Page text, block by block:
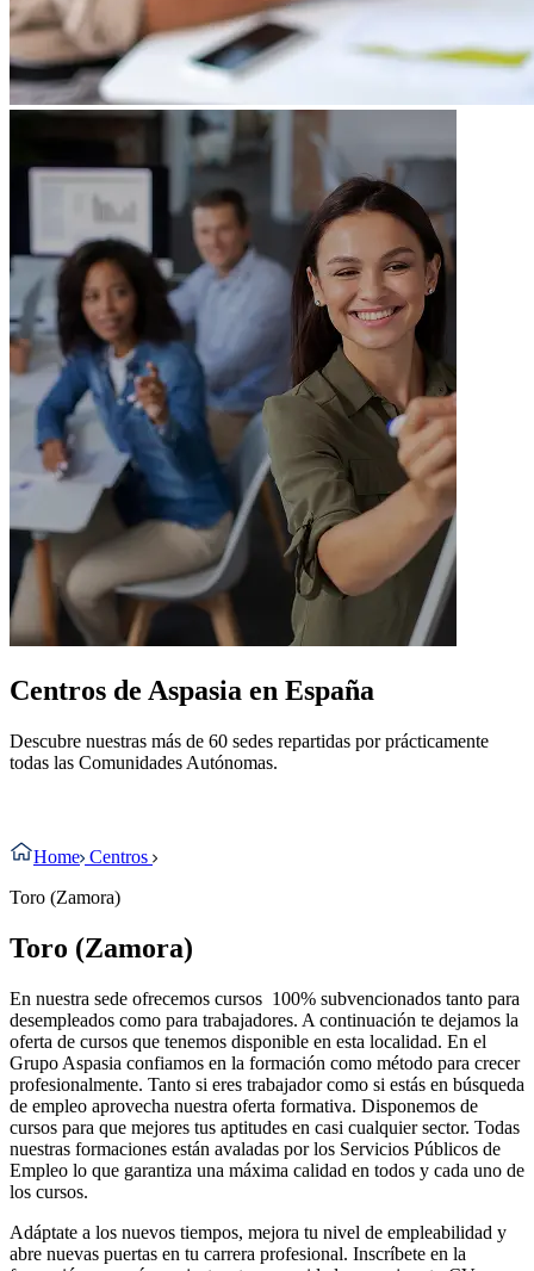
Centros de Aspasia en España
Descubre nuestras más de 60 sedes repartidas por prácticamente
todas las Comunidades Autónomas.
Home Centros
Toro (Zamora)
Toro (Zamora)
En nuestra sede ofrecemos cursos 100% subvencionados tanto para
desempleados como para trabajadores. A continuación te dejamos la
oferta de cursos que tenemos disponible en esta localidad. En el
Grupo Aspasia confiamos en la formación como método para crecer
profesionalmente. Tanto si eres trabajador como si estás en búsqueda
de empleo aprovecha nuestra oferta formativa. Disponemos de
cursos para que mejores tus aptitudes en casi cualquier sector. Todas
nuestras formaciones están avaladas por los Servicios Públicos de
Empleo lo que garantiza una máxima calidad en todos y cada uno de
los cursos.
Adáptate a los nuevos tiempos, mejora tu nivel de empleabilidad y
abre nuevas puertas en tu carrera profesional. Inscríbete en la